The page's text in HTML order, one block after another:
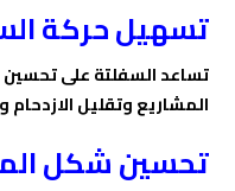
تسهيل حركة
تساعد السفلتة على
المشاريع وتقليل الازدحام
تحسين شكل